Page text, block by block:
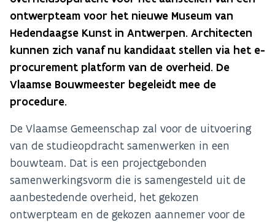
ontwerpteam voor het nieuwe Museum van
Hedendaagse Kunst in Antwerpen. Architecten
kunnen zich vanaf nu kandidaat stellen via het e-
procurement platform van de overheid. De
Vlaamse Bouwmeester begeleidt mee de
procedure.
De Vlaamse Gemeenschap zal voor de uitvoering
van de studieopdracht samenwerken in een
bouwteam. Dat is een projectgebonden
samenwerkingsvorm die is samengesteld uit de
aanbestedende overheid, het gekozen
ontwerpteam en de gekozen aannemer voor de